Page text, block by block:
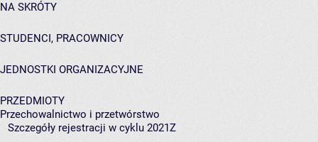
NA SKRÓTY
STUDENCI, PRACOWNICY
JEDNOSTKI ORGANIZACYJNE
PRZEDMIOTY
Przechowalnictwo i przetwórstwo
Szczegóły rejestracji w cyklu 2021Z